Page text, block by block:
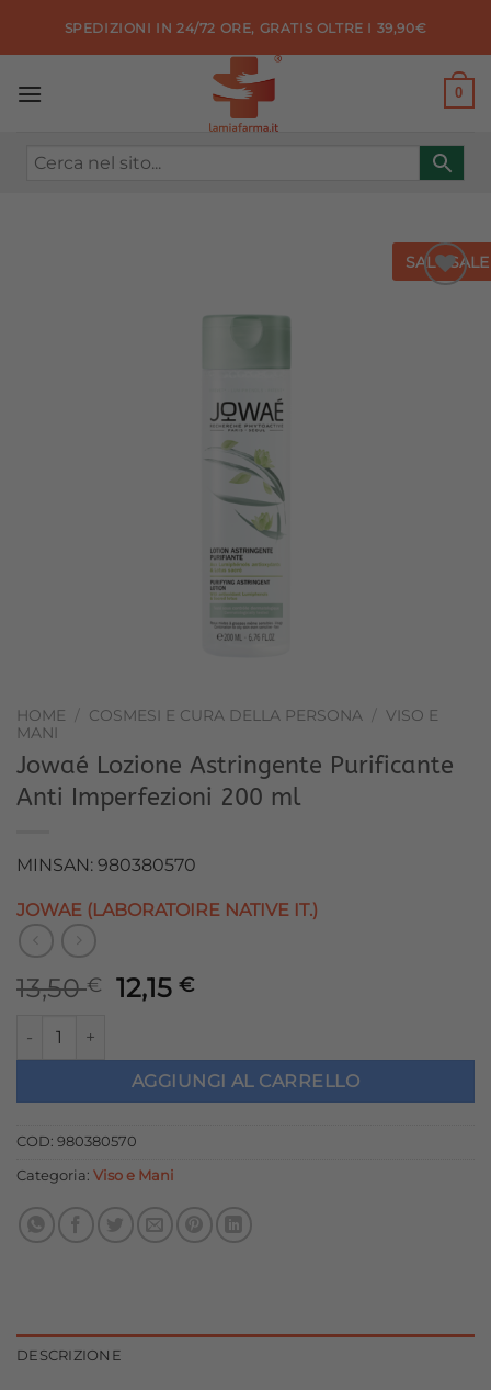
SPEDIZIONI IN 24/72 ORE, GRATIS OLTRE I 39,90€
0
SALE SALE
HOME / COSMESI E CURA DELLA PERSONA / VISO E
MANI
Jowaé Lozione Astringente Purificante
Anti Imperfezioni 200 ml
MINSAN: 980380570
JOWAE (LABORATOIRE NATIVE IT.)
13,50€
Il
era:
13,50 €.
12,15€Il
è:
12,15 €.
AGGIUNGI AL CARRELLO
COD: 980380570
Categoria: Viso e Mani
DESCRIZIONE